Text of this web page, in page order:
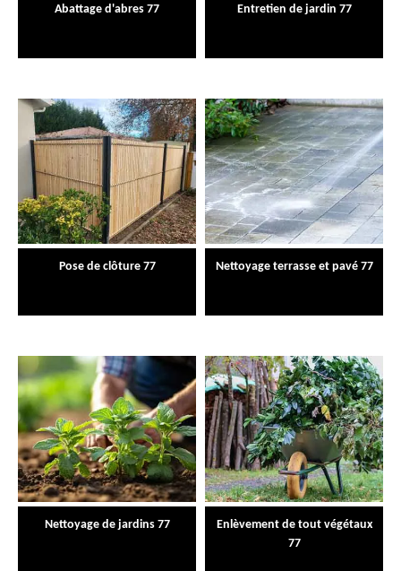
Abattage d'abres 77 Entretien de jardin 77
Pose de clôture 77 Nettoyage terrasse et pavé 77
Nettoyage de jardins 77
Enlèvement de tout végétaux
77